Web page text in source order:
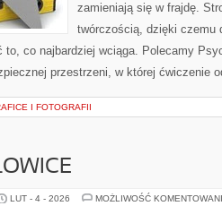
zamieniają się w frajdę.
twórczością, dzięki czemu
co najbardziej wciąga. Polecamy
przestrzeni, w której ćwiczenie
I FOTOGRAFII
LUT - 4 - 2026 MOŻLIWOŚĆ